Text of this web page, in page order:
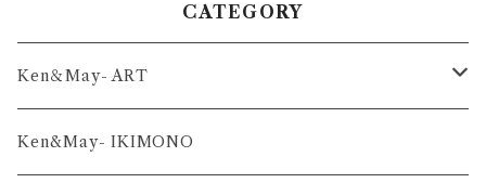
CATEGORY
Ken＆May- ART
舞-series
Ken&May- IKIMONO